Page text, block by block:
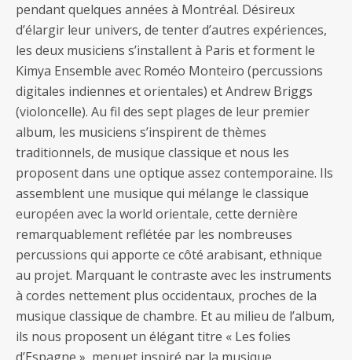
pendant quelques années à Montréal. Désireux
d’élargir leur univers, de tenter d’autres expériences,
les deux musiciens s’installent à Paris et forment le
Kimya Ensemble avec Roméo Monteiro (percussions
digitales indiennes et orientales) et Andrew Briggs
(violoncelle). Au fil des sept plages de leur premier
album, les musiciens s’inspirent de thèmes
traditionnels, de musique classique et nous les
proposent dans une optique assez contemporaine. Ils
assemblent une musique qui mélange le classique
européen avec la world orientale, cette dernière
remarquablement reflétée par les nombreuses
percussions qui apporte ce côté arabisant, ethnique
au projet. Marquant le contraste avec les instruments
à cordes nettement plus occidentaux, proches de la
musique classique de chambre. Et au milieu de l’album,
ils nous proposent un élégant titre « Les folies